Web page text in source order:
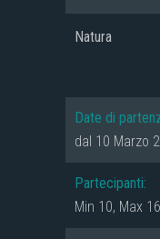
Natura
Date di
dal 10 Marzo
Partecipanti:
Min 10, Max 16